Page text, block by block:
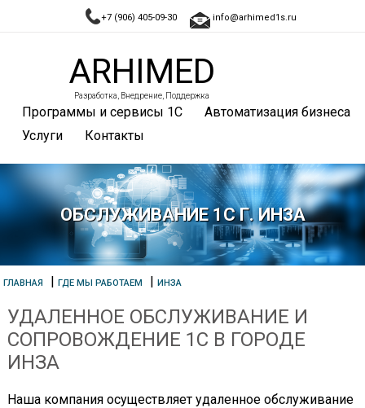
+7 (906) 405-09-30 info@arhimed1s.ru
ARHIMED
Разработка, Внедрение, Поддержка
Программы и сервисы 1С
Автоматизация бизнеса
Услуги
Контакты
ОБСЛУЖИВАНИЕ 1С Г. ИНЗА
ГЛАВНАЯ |ГДЕ МЫ РАБОТАЕМ |ИНЗА
УДАЛЕННОЕ ОБСЛУЖИВАНИЕ И
СОПРОВОЖДЕНИЕ 1С В ГОРОДЕ
ИНЗА
Наша компания осуществляет удаленное обслуживание